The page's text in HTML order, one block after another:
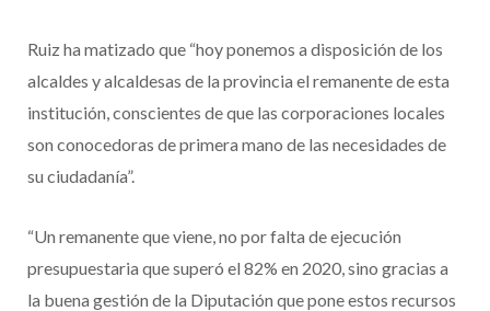
Ruiz ha matizado que “hoy ponemos a disposición de los
alcaldes y alcaldesas de la provincia el remanente de esta
institución, conscientes de que las corporaciones locales
son conocedoras de primera mano de las necesidades de
su ciudadanía”.
“Un remanente que viene, no por falta de ejecución
presupuestaria que superó el 82% en 2020, sino gracias a
la buena gestión de la Diputación que pone estos recursos